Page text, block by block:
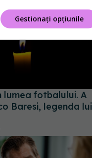
lumea fotbalului. A
Baresi, legenda lui
Gestionați opțiunile